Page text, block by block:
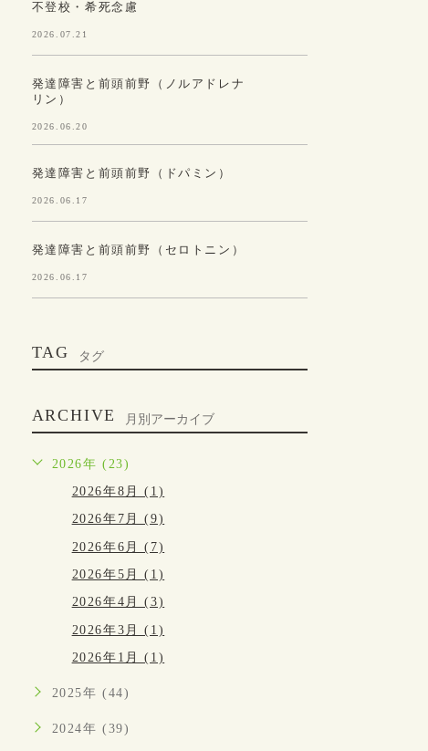
不登校・希死念慮
2026.07.21
発達障害と前頭前野（ノルアドレナ
リン）
2026.06.20
発達障害と前頭前野（ドパミン）
2026.06.17
発達障害と前頭前野（セロトニン）
2026.06.17
TAG タグ
ARCHIVE 月別アーカイブ
2026年 (23)
2026年8月 (1)
2026年7月 (9)
2026年6月 (7)
2026年5月 (1)
2026年4月 (3)
2026年3月 (1)
2026年1月 (1)
2025年 (44)
2024年 (39)